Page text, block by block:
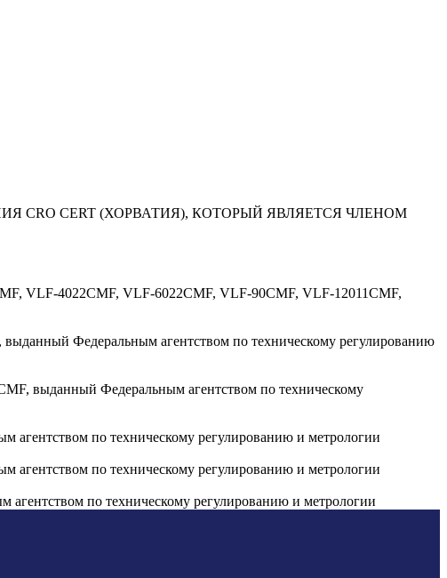
CRO CERT (ХОРВАТИЯ), КОТОРЫЙ ЯВЛЯЕТСЯ ЧЛЕНОМ
VLF-4022CMF, VLF-6022CMF, VLF-90CMF, VLF-12011CMF,
Федеральным агентством по техническому регулированию
выданный Федеральным агентством по техническому
агентством по техническому регулированию и метрологии
агентством по техническому регулированию и метрологии
агентством по техническому регулированию и метрологии